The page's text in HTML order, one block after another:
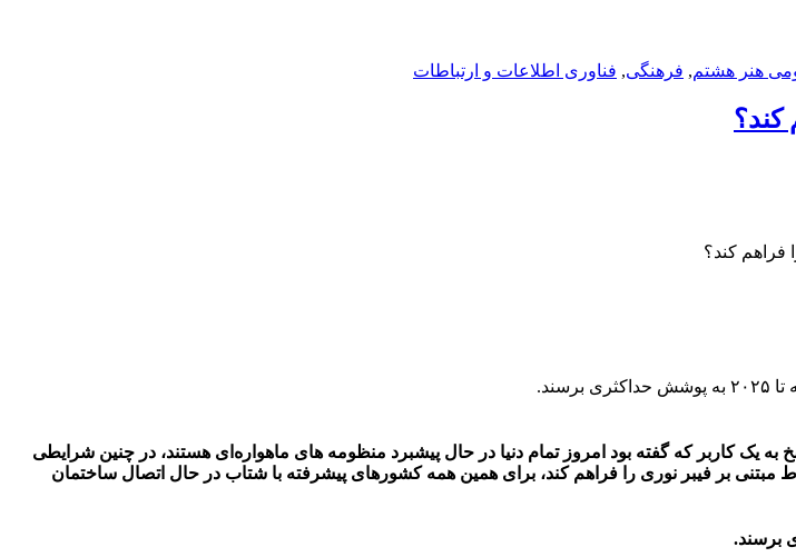
هنر هشتم, فرهنگی, فناوری اطلاعات و ارتباطات
کند؟
فراهم کند؟
یک کاربر که گفته بود امروز تمام دنیا در حال پیشبرد منظومه های ماهواره‌ای هستند، در چنین شرایطی
مبتنی بر فیبر نوری را فراهم کند، برای همین همه کشورهای پیشرفته با شتاب در حال اتصال ساختمان